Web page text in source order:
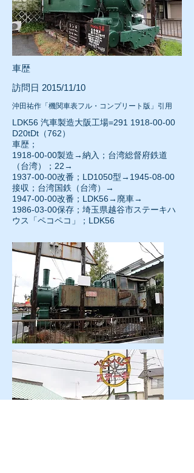
車歴
訪問日 2015/11/10
沖田祐作「機関車表フル・コンプリート版」引用
LDK56 汽車製造大阪工場=291 1918-00-00
D20tDt（762）
車歴；
1918-00-00製造→納入；台湾総督府鉄道
（台湾）；22→
1937-00-00改番；LD1050型→1945-08-00
接収；台湾国鉄（台湾）→
1947-00-00改番；LDK56→廃車→
1986-03-00保存；埼玉県越谷市ステーキハ
ウス「ペコペコ」；LDK56